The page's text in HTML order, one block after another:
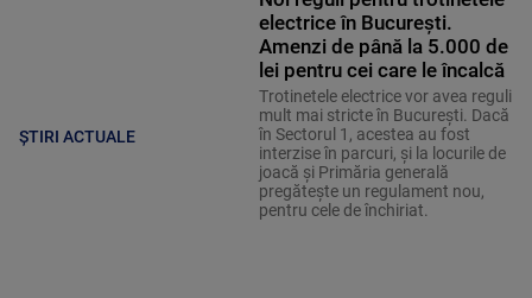
ȘTIRI ACTUALE
electrice în București.
Amenzi de până la 5.000 de
lei pentru cei care le încalcă
Trotinetele electrice vor avea reguli
mult mai stricte în București. Dacă
în Sectorul 1, acestea au fost
interzise în parcuri, și la locurile de
joacă și Primăria generală
pregătește un regulament nou,
pentru cele de închiriat.